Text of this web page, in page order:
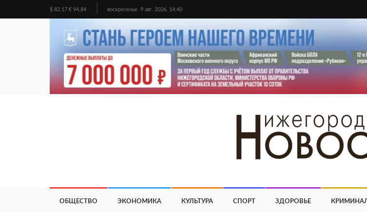
$ 82.17 € 94.84 воскресенье, 9 авг. 2026, 14:40
ОБЩЕСТВО ЭКОНОМИКА КУЛЬТУРА СПОРТ ЗДОРОВЬЕ КРИМИНАЛ